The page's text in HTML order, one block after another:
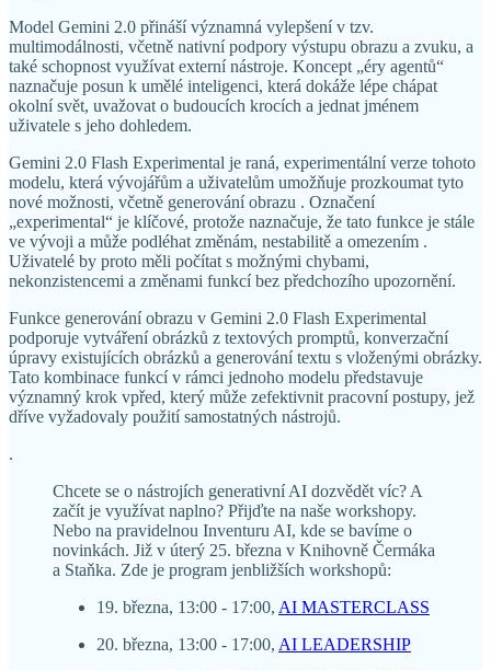
Model Gemini 2.0 přináší významná vylepšení v tzv.
multimodálnosti, včetně nativní podpory výstupu obrazu a zvuku, a
také schopnost využívat externí nástroje. Koncept „éry agentů“
naznačuje posun k umělé inteligenci, která dokáže lépe chápat
okolní svět, uvažovat o budoucích krocích a jednat jménem
uživatele s jeho dohledem.
Gemini 2.0 Flash Experimental je raná, experimentální verze tohoto
modelu, která vývojářům a uživatelům umožňuje prozkoumat tyto
nové možnosti, včetně generování obrazu . Označení
„experimental“ je klíčové, protože naznačuje, že tato funkce je stále
ve vývoji a může podléhat změnám, nestabilitě a omezením .
Uživatelé by proto měli počítat s možnými chybami,
nekonzistencemi a změnami funkcí bez předchozího upozornění.
Funkce generování obrazu v Gemini 2.0 Flash Experimental
podporuje vytváření obrázků z textových promptů, konverzační
úpravy existujících obrázků a generování textu s vloženými obrázky.
Tato kombinace funkcí v rámci jednoho modelu představuje
významný krok vpřed, který může zefektivnit pracovní postupy, jež
dříve vyžadovaly použití samostatných nástrojů.
.
Chcete se o nástrojích generativní AI dozvědět víc? A
začít je využívat naplno? Přijďte na naše workshopy.
Nebo na pravidelnou Inventuru AI, kde se bavíme o
novinkách. Již v úterý 25. března v Knihovně Čermáka
a Staňka. Zde je program jenbližších workshopů:
19. března, 13:00 - 17:00, AI MASTERCLASS
20. března, 13:00 - 17:00, AI LEADERSHIP